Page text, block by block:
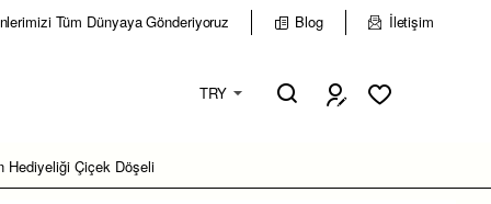
Tüm Dünyaya Gönderiyoruz Blog İletişim
TRY
Hediyeliği Çiçek Döşeli